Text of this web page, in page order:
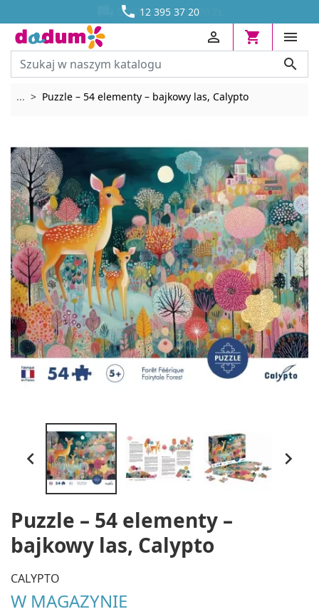
 12 395 37 20
DOSTAWA OD 13,70 ZŁ





... Rozwiń breadcrumbs
Puzzle – 54 elementy – bajkowy las, Calypto
 
Puzzle – 54 elementy –
bajkowy las, Calypto
CALYPTO
W MAGAZYNIE